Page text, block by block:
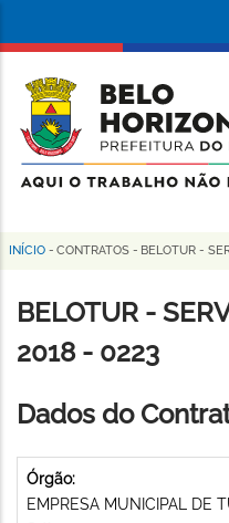
conteúdo
principal
da
Prefeitura
de
Horizonte
Trilha
de
navegação
INÍCIO - CONTRATOS - BELOTUR -
BELOTUR -
2018 - 0223
Dados do
Órgão:
EMPRESA MUNICIPAL DE